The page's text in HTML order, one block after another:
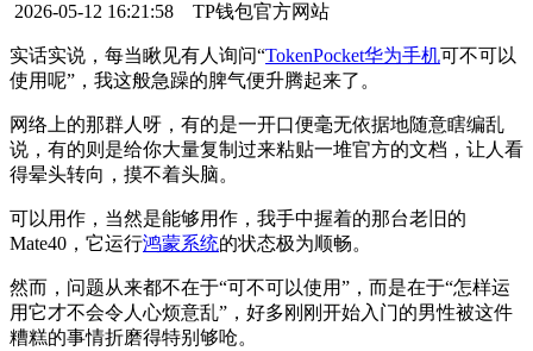
2026-05-12 16:21:58 TP钱包官方网站
实话实说，每当瞅见有人询问“TokenPocket华为手机可不可以
使用呢”，我这般急躁的脾气便升腾起来了。
网络上的那群人呀，有的是一开口便毫无依据地随意瞎编乱
说，有的则是给你大量复制过来粘贴一堆官方的文档，让人看
得晕头转向，摸不着头脑。
可以用作，当然是能够用作，我手中握着的那台老旧的
Mate40，它运行鸿蒙系统的状态极为顺畅。
然而，问题从来都不在于“可不可以使用”，而是在于“怎样运
用它才不会令人心烦意乱”，好多刚刚开始入门的男性被这件
糟糕的事情折磨得特别够呛。